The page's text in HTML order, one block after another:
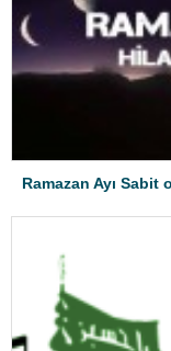
Ramazan Ayı Sabit